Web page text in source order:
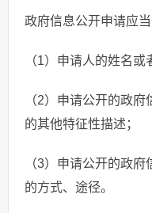
政府信息公开申请应当
（1）申请人的姓名或
（2）申请公开的政
的其他特征性描述；
（3）申请公开的政
的方式、途径。